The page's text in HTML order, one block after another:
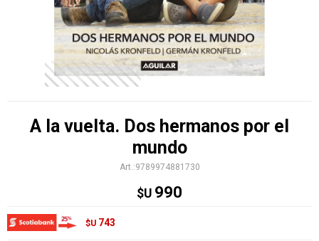
A la vuelta. Dos hermanos por el
mundo
9789974881730
$U 990
$U 743